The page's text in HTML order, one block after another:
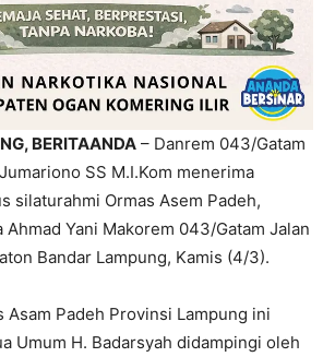
BERITAANDA – Danrem 043/Gatam
SS M.I.Kom menerima
silaturahmi Ormas Asem Padeh,
Yani Makorem 043/Gatam Jalan
Bandar Lampung, Kamis (4/3).
Asam Padeh Provinsi Lampung ini
Umum H. Badarsyah didampingi oleh